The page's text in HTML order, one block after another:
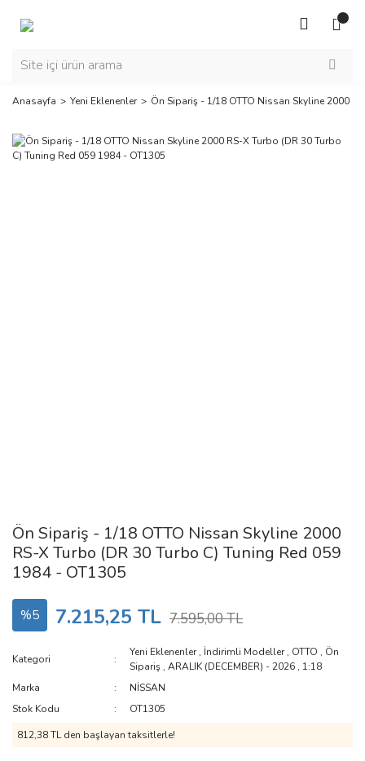
Anasayfa Yeni Eklenenler Ön Sipariş - 1/18 OTTO Nissan Skyline 2000
Ön Sipariş - 1/18 OTTO Nissan Skyline 2000
RS-X Turbo (DR 30 Turbo C) Tuning Red 059
1984 - OT1305
%5 7.215,25 TL 7.595,00 TL
Kategori
Yeni Eklenenler, İndirimli Modeller, OTTO , Ön
Sipariş ,ARALIK (DECEMBER) - 2026 , 1:18
Marka
NİSSAN
Stok Kodu
OT1305
812,38 TL den başlayan taksitlerle!